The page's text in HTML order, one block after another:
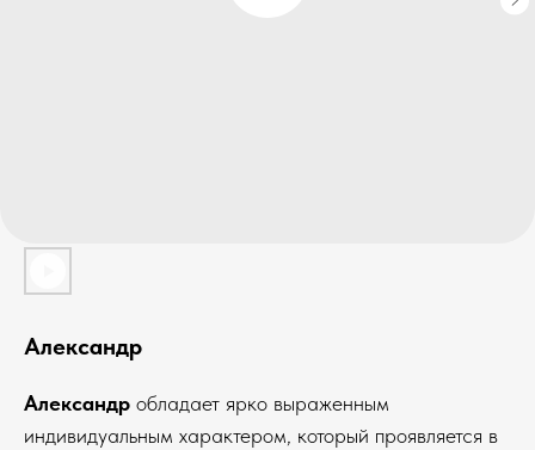
Александр
Александр обладает ярко выраженным
индивидуальным характером, который проявляется в